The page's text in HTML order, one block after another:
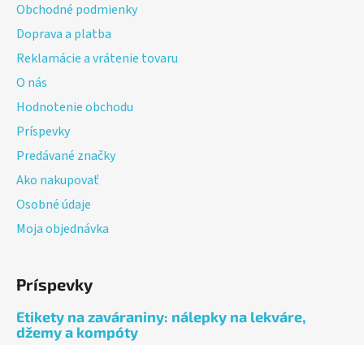
Obchodné podmienky
Doprava a platba
Reklamácie a vrátenie tovaru
O nás
Hodnotenie obchodu
Príspevky
Predávané značky
Ako nakupovať
Osobné údaje
Moja objednávka
Príspevky
Etikety na zaváraniny: nálepky na lekváre,
džemy a kompóty